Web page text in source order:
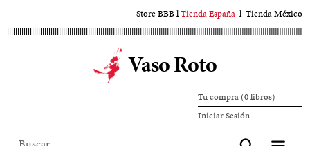
al
Store BBBlTienda España l Tienda México
Vaso Roto
Tu compra (0 libros)
Iniciar SesiónIniciar
sesión